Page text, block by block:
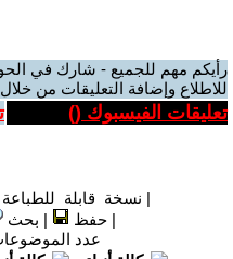
رأيكم مهم للجميع - شارك في
للاطلاع وإضافة التعليقات من
تعليقات الفيسبوك ()
| نسخة قابلة للطباعة
|حفظ | بحث
عدد